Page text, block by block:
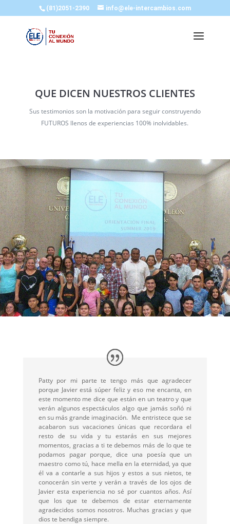
(81)2051-2390 info@ele-intercambios.com
QUE DICEN NUESTROS CLIENTES
Sus testimonios son la motivación para seguir construyendo
FUTUROS llenos de experiencias 100% inolvidables.
Patty por mi parte te tengo más que agradecer
porque Javier está súper feliz y eso me encanta, en
este momento me dice que están en un teatro y que
verán algunos espectáculos algo que jamás soñó ni
en su más grande imaginación. Me entristece que se
acabaron sus vacaciones únicas que recordara el
resto de su vida y tu estarás en sus mejores
momentos, gracias a ti te debemos más de lo que te
podamos pagar porque, dice una poesía que un
maestro como tú, hace mella en la eternidad, ya que
él va a contarle a sus hijos y estos a sus nietos, te
conocerán sin verte y verán a través de los ojos de
Javier esta experiencia no sé por cuantos años. Así
que los que te debemos de estar eternamente
agradecidos somos nosotros. Muchas gracias y que
dios te bendiga siempre.